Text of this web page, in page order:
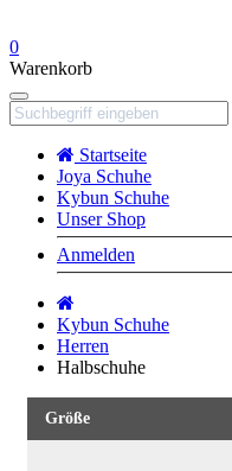
0
Warenkorb
Navigation
Startseite
Joya Schuhe
Kybun Schuhe
Unser Shop
Anmelden
Kybun Schuhe
Herren
Halbschuhe
Größe